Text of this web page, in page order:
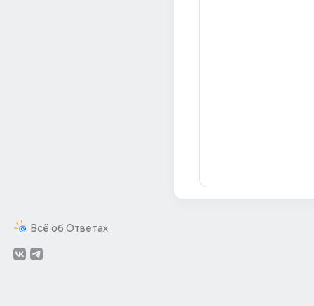
Всё об Ответах